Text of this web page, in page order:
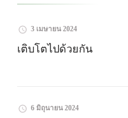
3 เมษายน 2024
เติบโตไปด้วยกัน
6 มิถุนายน 2024